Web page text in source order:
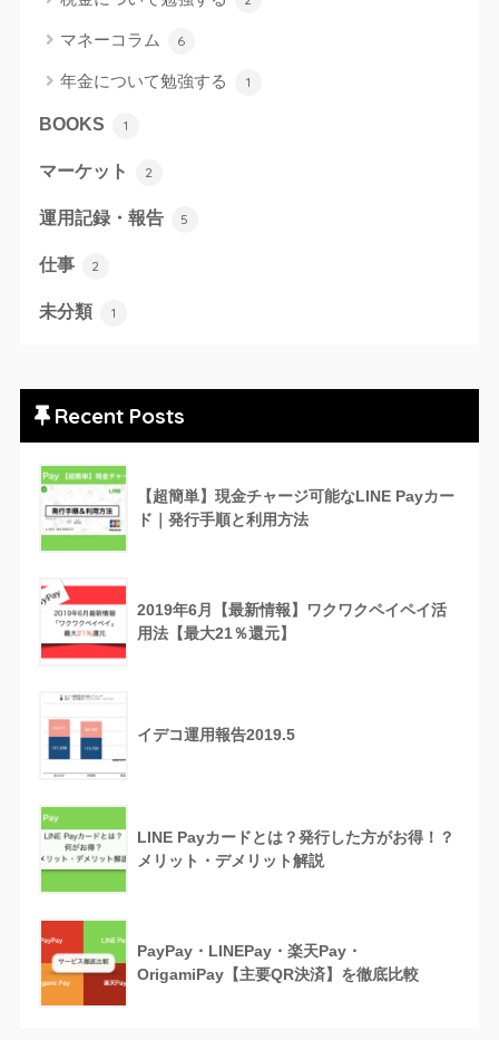
マネーコラム 6
年金について勉強する 1
BOOKS 1
マーケット 2
運用記録・報告 5
仕事 2
未分類 1
Recent Posts
【超簡単】現金チャージ可能なLINE Payカー
ド｜発行手順と利用方法
2019年6月【最新情報】ワクワクペイペイ活
用法【最大21％還元】
イデコ運用報告2019.5
LINE Payカードとは？発行した方がお得！？
メリット・デメリット解説
PayPay・LINEPay・楽天Pay・
OrigamiPay【主要QR決済】を徹底比較